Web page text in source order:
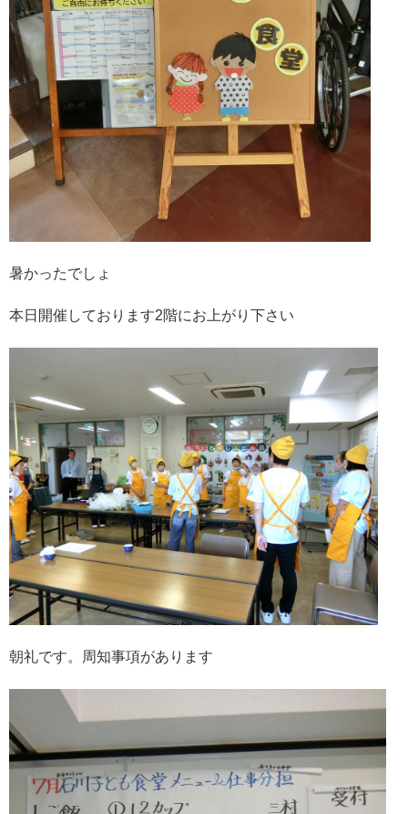
暑かったでしょ
本日開催しております2階にお上がり下さい
朝礼です。周知事項があります